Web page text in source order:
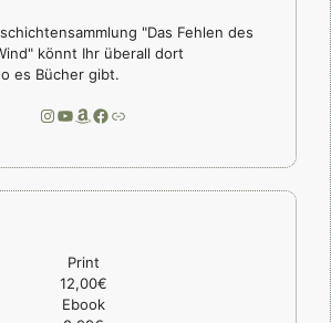
"Das Fehlen des
könnt Ihr überall dort
es Bücher gibt.
Instagram
YouTube
Amazon
Facebook
Link
Print
12,00€
Ebook